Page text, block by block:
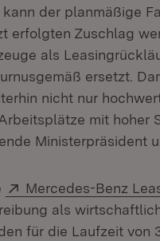
der planmäßige
erfolgten Zuschlag
als
ersetzt.
nicht nur
mit hoher
Ministerpräsident
Extern:
Mercedes-Benz
als
für die Laufzeit von